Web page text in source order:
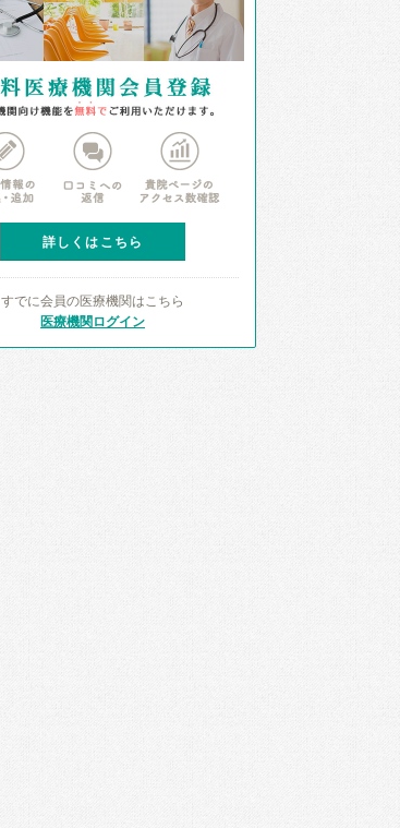
詳しくはこちら
すでに会員の医療機関はこちら
医療機関ログイン